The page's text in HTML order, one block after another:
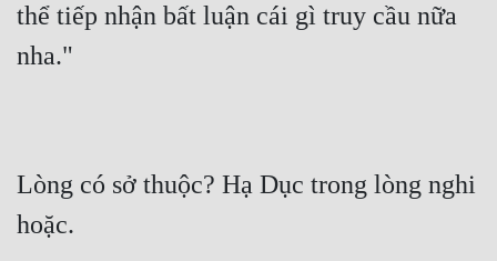
thể tiếp nhận bất luận cái gì truy cầu nữa
nha."
Lòng có sở thuộc? Hạ Dục trong lòng nghi
hoặc.